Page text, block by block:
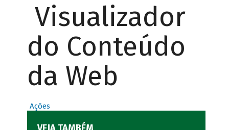
Visualizador
do Conteúdo
da Web
Ações